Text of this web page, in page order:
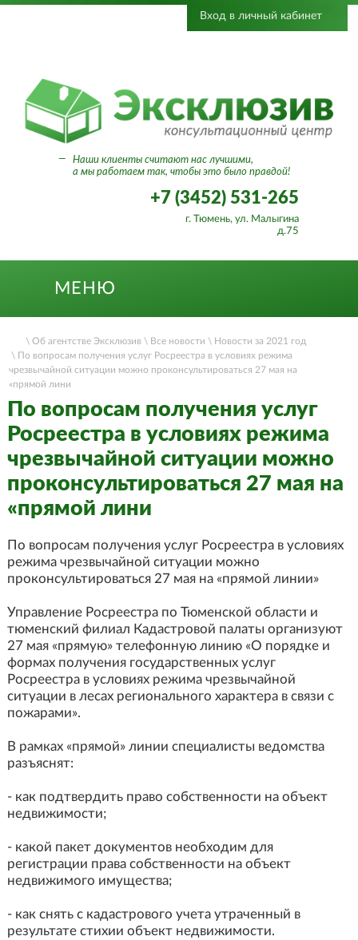
Вход в личный кабинет
—
Наши клиенты считают нас лучшими,
а мы работаем так, чтобы это было правдой!
+7 (3452) 531-265
г. Тюмень, ул. Малыгина
д.75
МЕНЮ
\ Об агентстве Эксклюзив\ Все новости \ Новости за 2021 год
\ По вопросам получения услуг Росреестра в условиях режима
чрезвычайной ситуации можно проконсультироваться 27 мая на
«прямой лини
По вопросам получения услуг
Росреестра в условиях режима
чрезвычайной ситуации можно
проконсультироваться 27 мая на
«прямой лини
По вопросам получения услуг Росреестра в условиях
режима чрезвычайной ситуации можно
проконсультироваться 27 мая на «прямой линии»
Управление Росреестра по Тюменской области и
тюменский филиал Кадастровой палаты организуют
27 мая «прямую» телефонную линию «О порядке и
формах получения государственных услуг
Росреестра в условиях режима чрезвычайной
ситуации в лесах регионального характера в связи с
пожарами».
В рамках «прямой» линии специалисты ведомства
разъяснят:
- как подтвердить право собственности на объект
недвижимости;
- какой пакет документов необходим для
регистрации права собственности на объект
недвижимого имущества;
- как снять с кадастрового учета утраченный в
результате стихии объект недвижимости.